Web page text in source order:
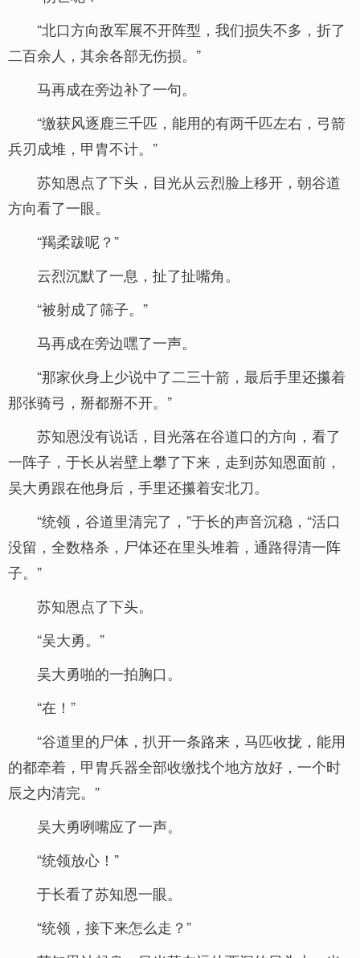
“北口方向敌军展不开阵型，我们损失不多，折了
二百余人，其余各部无伤损。”
马再成在旁边补了一句。
“缴获风逐鹿三千匹，能用的有两千匹左右，弓箭
兵刃成堆，甲胄不计。”
苏知恩点了下头，目光从云烈脸上移开，朝谷道
方向看了一眼。
“羯柔跋呢？”
云烈沉默了一息，扯了扯嘴角。
“被射成了筛子。”
马再成在旁边嘿了一声。
“那家伙身上少说中了二三十箭，最后手里还攥着
那张骑弓，掰都掰不开。”
苏知恩没有说话，目光落在谷道口的方向，看了
一阵子，于长从岩壁上攀了下来，走到苏知恩面前，
吴大勇跟在他身后，手里还攥着安北刀。
“统领，谷道里清完了，”于长的声音沉稳，“活口
没留，全数格杀，尸体还在里头堆着，通路得清一阵
子。”
苏知恩点了下头。
“吴大勇。”
吴大勇啪的一拍胸口。
“在！”
“谷道里的尸体，扒开一条路来，马匹收拢，能用
的都牵着，甲胄兵器全部收缴找个地方放好，一个时
辰之内清完。”
吴大勇咧嘴应了一声。
“统领放心！”
于长看了苏知恩一眼。
“统领，接下来怎么走？”